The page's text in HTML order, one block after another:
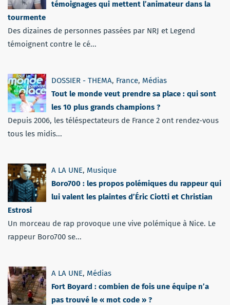
témoignages qui mettent l’animateur dans la
tourmente
Des dizaines de personnes passées par NRJ et Legend
témoignent contre le cé...
DOSSIER - THEMA, France, Médias
Tout le monde veut prendre sa place : qui sont
les 10 plus grands champions ?
Depuis 2006, les téléspectateurs de France 2 ont rendez-vous
tous les midis...
A LA UNE, Musique
Boro700 : les propos polémiques du rappeur qui
lui valent les plaintes d’Éric Ciotti et Christian
Estrosi
Un morceau de rap provoque une vive polémique à Nice. Le
rappeur Boro700 se...
A LA UNE, Médias
Fort Boyard : combien de fois une équipe n’a
pas trouvé le « mot code » ?